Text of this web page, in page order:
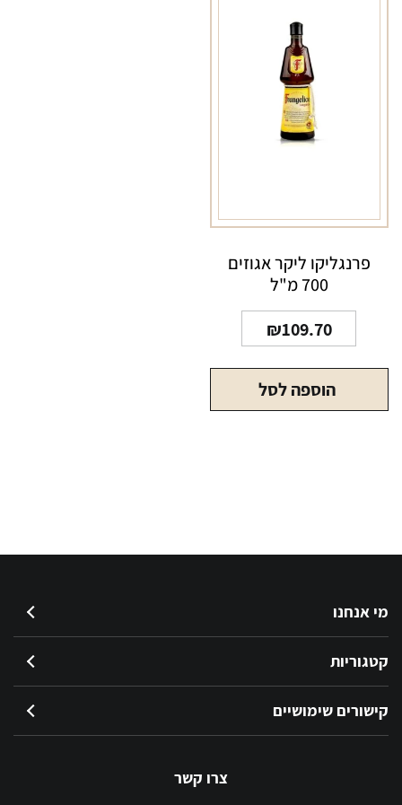
פרנגליקו ליקר אגוזים
700 מ"ל
₪109.70
הוספה לסל
מי אנחנו
קטגוריות
קישורים שימושיים
צרו קשר